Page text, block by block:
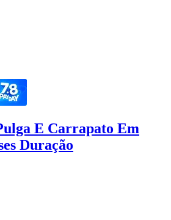
E Carrapato Em
Duração